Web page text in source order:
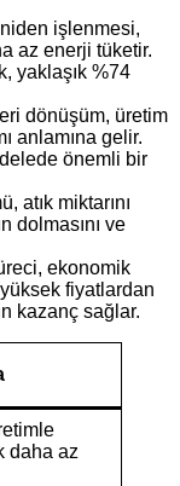
işlenmesi,
az enerji tüketir.
yaklaşık %74
dönüşüm, üretim
anlamına gelir.
önemli bir
atık miktarını
dolmasını ve
ekonomik
fiyatlardan
kazanç sağlar.
daha az